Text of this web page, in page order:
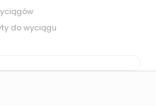
do wyciągu